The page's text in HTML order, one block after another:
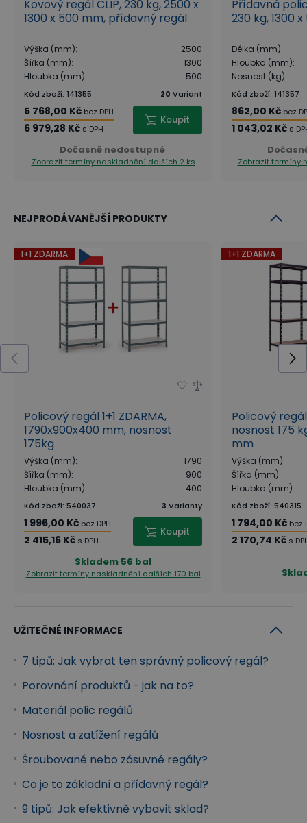
Kovový regál CLIP, 230 kg, 2500 x
1300 x 500 mm, přídavný regál
Výška (mm):
2500
Šířka (mm):
1300
Hloubka (mm): 500
Kód zboží: 141355 20 Variant
5 768,00 Kč bez DPH
6 979,28 Kč s DPH
Koupit
Dočasně nedostupné
Zobrazit termíny naskladnění dalších 2 ks
Přídavná
230 kg, 1300
Délka (mm):
Hloubka (mm):
Nosnost (kg):
Kód zboží: 141357
862,00 Kč bez
1 043,02 Kč s
Zobrazit termíny
NEJPRODÁVANĚJŠÍ PRODUKTY
1+1 ZDARMA
Policový regál 1+1 ZDARMA,
1790x900x400 mm, nosnost
175kg
Výška (mm):
1790
Šířka (mm):
900
Hloubka (mm): 400
Kód zboží: 540037 3 Varianty
1 996,00 Kč bez DPH
2 415,16 Kč s DPH
Koupit
Skladem 56 bal
Zobrazit termíny naskladnění dalších 170 bal
1+1 ZDARMA
Policový regál
nosnost 175
mm
Výška (mm):
Šířka (mm):
Hloubka (mm):
Kód zboží: 540315
1 794,00 Kč bez
2 170,74 Kč s
UŽITEČNÉ INFORMACE
7 tipů: Jak vybrat ten správný policový regál?
Porovnání produktů - jak na to?
Materiál polic regálů
Nosnost a zatížení regálů
Šroubované nebo zásuvné regály?
Co je to základní a přídavný regál?
9 tipů: Jak efektivně vybavit sklad?